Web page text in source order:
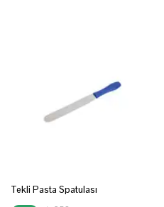
Tekli Pasta Spatulası